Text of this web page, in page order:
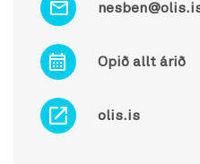
Opið allt árið
olis.is